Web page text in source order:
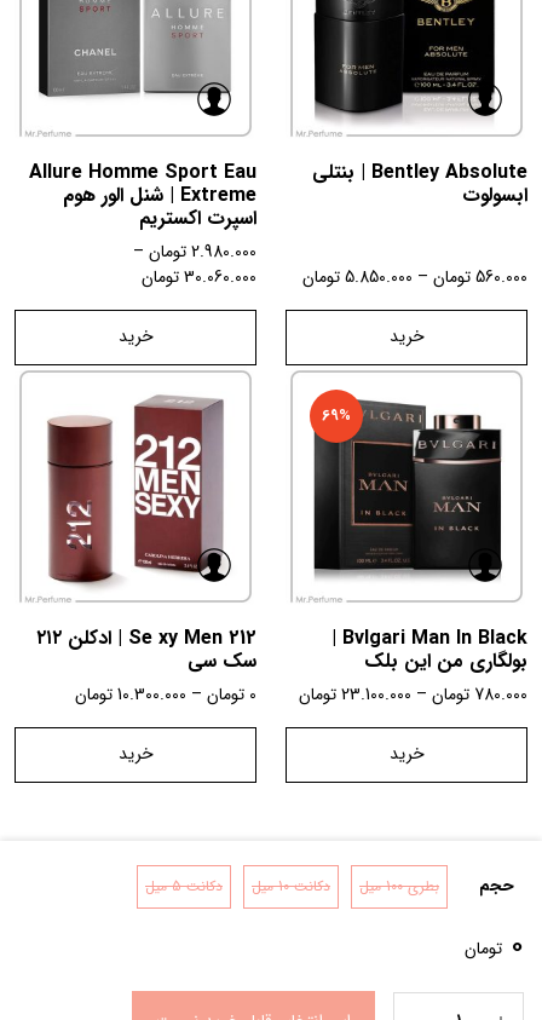
حجم بطری 100 میل دکانت 10 میل دکانت 5 میل
0 تومان
Bentley Absolute | بنتلی
ابسولوت
560.000تومان –
5.850.000تومان
خرید
Allure Homme Sport Eau
Extreme | شنل الور هوم
اسپرت اکستریم
2.980.000تومان –
30.060.000تومان
خرید
69%
Bvlgari Man In Black |
بولگاری من این بلک
780.000 تومان –
23.100.000تومان
خرید
212 Se xy Men | ادکلن ۲۱۲
سک سی
0 تومان –
10.300.000تومان
خرید